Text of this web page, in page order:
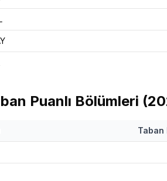
Puanlı Bölümleri (
Taban